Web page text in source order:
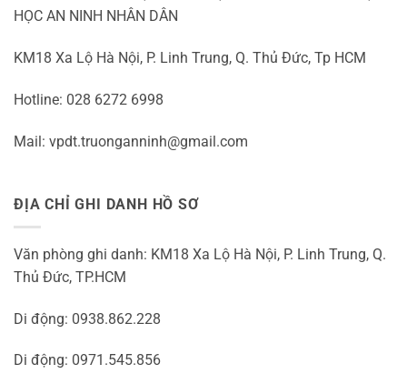
HỌC AN NINH NHÂN DÂN
KM18 Xa Lộ Hà Nội, P. Linh Trung, Q. Thủ Đức, Tp HCM
Hotline: 028 6272 6998
Mail: vpdt.truonganninh@gmail.com
ĐỊA CHỈ GHI DANH HỒ SƠ
Văn phòng ghi danh: KM18 Xa Lộ Hà Nội, P. Linh Trung, Q.
Thủ Đức, TP.HCM
Di động: 0938.862.228
Di động: 0971.545.856